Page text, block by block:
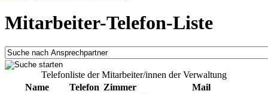
Mitarbeiter-Telefon-Liste
Telefonliste der Mitarbeiter/innen der Verwaltung
Name
Telefon Zimmer
Mail